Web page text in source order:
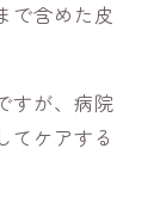
で含めた皮
すが、病院
てケアする